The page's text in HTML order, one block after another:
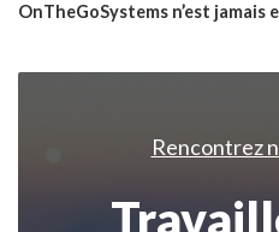
OnTheGoSystems n’est jamais
Rencontrez